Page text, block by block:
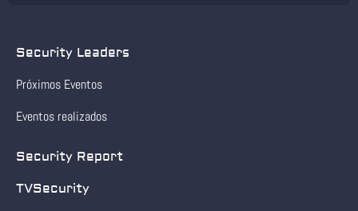
Security Leaders
Próximos Eventos
Eventos realizados
Security Report
TVSecurity